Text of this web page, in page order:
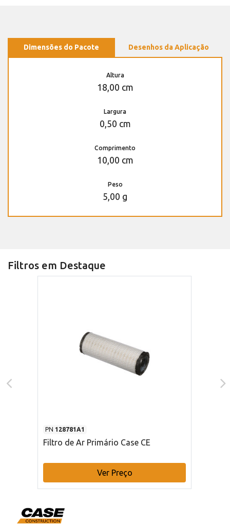
Dimensões do Pacote Desenhos da Aplicação
Altura
18,00 cm
Largura
0,50 cm
Comprimento
10,00 cm
Peso
5,00 g
Filtros em Destaque
PN 128781A1
Filtro de Ar Primário Case CE
Ver Preço